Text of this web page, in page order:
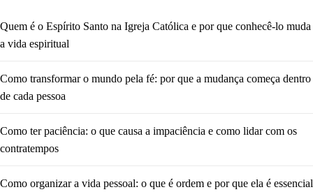
Quem é o Espírito Santo na Igreja Católica e por que conhecê-lo muda
a vida espiritual
Como transformar o mundo pela fé: por que a mudança começa dentro
de cada pessoa
Como ter paciência: o que causa a impaciência e como lidar com os
contratempos
Como organizar a vida pessoal: o que é ordem e por que ela é essencial